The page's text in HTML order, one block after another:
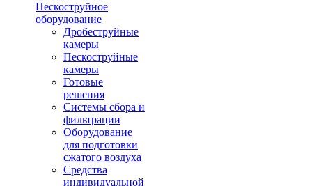
Пескоструйное
оборудование
Дробеструйные
камеры
Пескоструйные
камеры
Готовые
решения
Системы сбора и
фильтрации
Оборудование
для подготовки
сжатого воздуха
Средства
индивидуальной